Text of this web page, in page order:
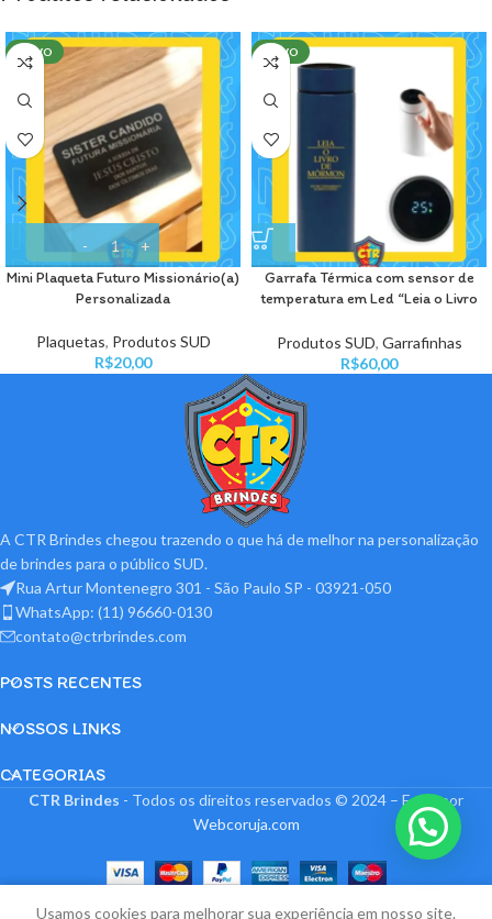
NOVO
Mini Plaqueta Futuro Missionário(a)
Personalizada
Plaquetas, Produtos SUD
R$20,00
NOVO
Garrafa Térmica com sensor de
temperatura em Led “Leia o Livro
Produtos SUD, Garrafinhas
R$60,00
A CTR Brindes chegou trazendo o que há de melhor na personalização
de brindes para o público SUD.
Rua Artur Montenegro 301 - São Paulo SP - 03921-050
WhatsApp: (11) 96660-0130
contato@ctrbrindes.com
POSTS RECENTES
NOSSOS LINKS
CATEGORIAS
CTR Brindes - Todos os direitos reservados © 2024 – Feito por
Webcoruja.com
Usamos cookies para melhorar sua experiência em nosso site.